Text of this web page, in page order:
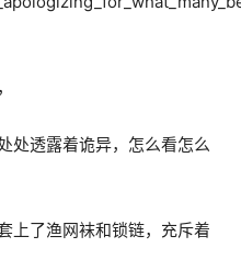
处透露着诡异，怎么看怎么
上了渔网袜和锁链，充斥着